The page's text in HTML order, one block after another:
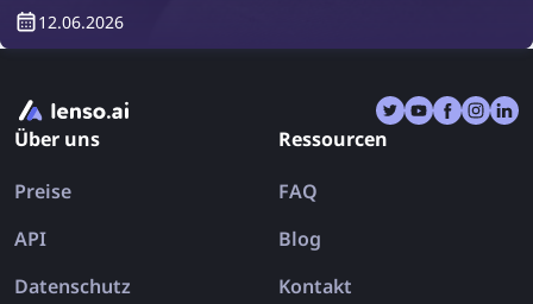
Copyseeker existieren, gibt es auch zahlreiche
Bildersuche-Apps für iPhone und Android im Jahr
2026 erkunden.
12.06.2026
Über uns
Preise
API
Datenschutz
Ressourcen
FAQ
Blog
Kontakt